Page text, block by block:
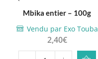
Mbika entier – 100g
Vendu par Exo Touba
2,40€